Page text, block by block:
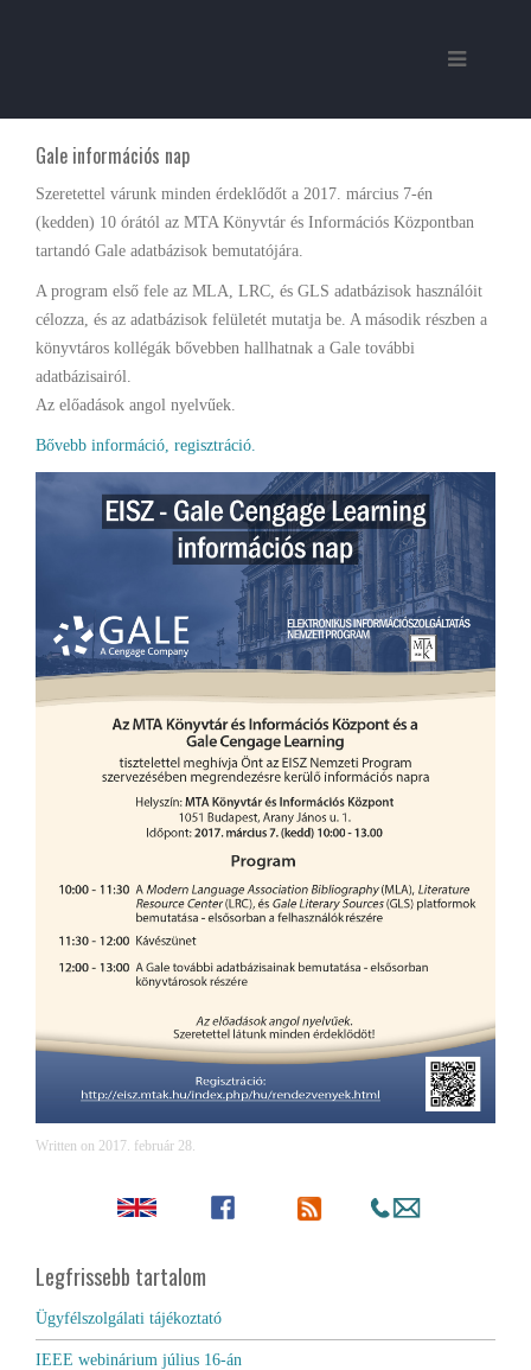
Gale információs nap
Szeretettel várunk minden érdeklődőt a 2017. március 7-én
(kedden) 10 órától az MTA Könyvtár és Információs Központban
tartandó Gale adatbázisok bemutatójára.
A program első fele az MLA, LRC, és GLS adatbázisok használóit
célozza, és az adatbázisok felületét mutatja be. A második részben a
könyvtáros kollégák bővebben hallhatnak a Gale további
adatbázisairól.
Az előadások angol nyelvűek.
Bővebb információ, regisztráció.
Written on 2017. február 28.
Legfrissebb tartalom
Ügyfélszolgálati tájékoztató
IEEE webinárium július 16-án